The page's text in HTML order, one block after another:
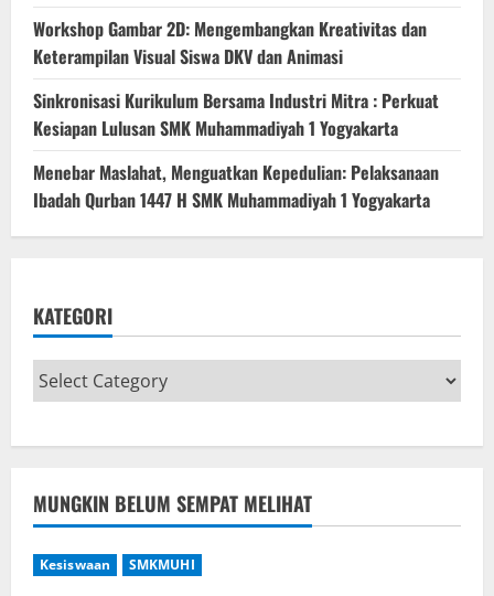
Workshop Gambar 2D: Mengembangkan Kreativitas dan
Keterampilan Visual Siswa DKV dan Animasi
Sinkronisasi Kurikulum Bersama Industri Mitra : Perkuat
Kesiapan Lulusan SMK Muhammadiyah 1 Yogyakarta
Menebar Maslahat, Menguatkan Kepedulian: Pelaksanaan
Ibadah Qurban 1447 H SMK Muhammadiyah 1 Yogyakarta
KATEGORI
MUNGKIN BELUM SEMPAT MELIHAT
Kesiswaan SMKMUHI